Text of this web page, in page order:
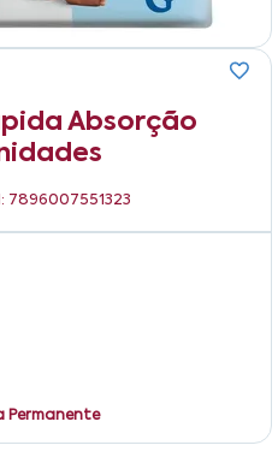
Absorção
7896007551323
Permanente